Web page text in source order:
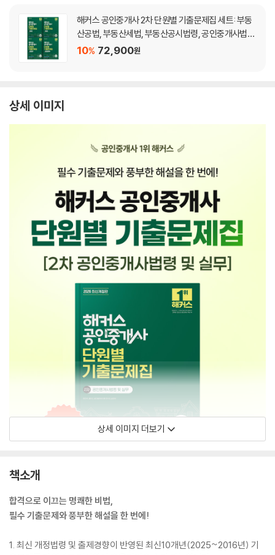
해커스 공인중개사 2차 단원별 기출문제집 세트: 부동
산공법, 부동산세법, 부동산공시법령, 공인중개사법령
및 실무
10% 72,900원
상세 이미지
상세 이미지 더보기
책소개
합격으로 이끄는 명쾌한 비법,
필수 기출문제와 풍부한 해설을 한 번에!
1. 최신 개정법령 및 출제경향이 반영된 최신10개년(2025~2016년) 기